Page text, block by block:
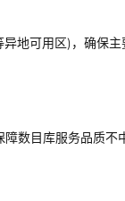
地可用区)，确保主
数目库服务品质不